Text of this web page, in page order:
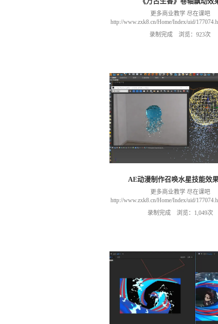
更多商业教学 尽在课吧
http://www.zxk8.cn/Home/Index/uid/
以加群(课程所用素材和插件，均在
466106974 群里干货满满 可以加我们导
录制完成 浏览：923次
AE动漫制作召唤水星技能效
更多商业教学 尽在课吧
http://www.zxk8.cn/Home/Index/uid/
以加群(课程所用素材和插件，均在
466106974 群里干货满满 可以加我们导
录制完成 浏览：1,049次